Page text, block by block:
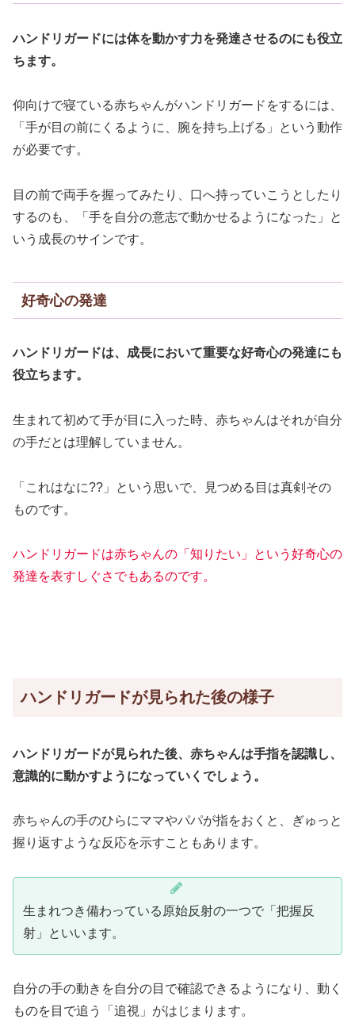
ハンドリガードには体を動かす力を発達させるのにも役立
ちます。
仰向けで寝ている赤ちゃんがハンドリガードをするには、
「手が目の前にくるように、腕を持ち上げる」という動作
が必要です。
目の前で両手を握ってみたり、口へ持っていこうとしたり
するのも、「手を自分の意志で動かせるようになった」と
いう成長のサインです。
好奇心の発達
ハンドリガードは、成長において重要な好奇心の発達にも
役立ちます。
生まれて初めて手が目に入った時、赤ちゃんはそれが自分
の手だとは理解していません。
「これはなに??」という思いで、見つめる目は真剣その
ものです。
ハンドリガードは赤ちゃんの「知りたい」という好奇心の
発達を表すしぐさでもあるのです。
ハンドリガードが見られた後の様子
ハンドリガードが見られた後、赤ちゃんは手指を認識し、
意識的に動かすようになっていくでしょう。
赤ちゃんの手のひらにママやパパが指をおくと、ぎゅっと
握り返すような反応を示すこともあります。
生まれつき備わっている原始反射の一つで「把握反
射」といいます。
自分の手の動きを自分の目で確認できるようになり、動く
ものを目で追う「追視」がはじまります。